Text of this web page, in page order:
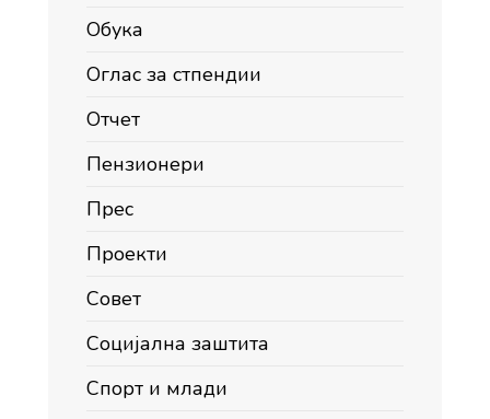
Обука
Оглас за стпендии
Отчет
Пензионери
Прес
Проекти
Совет
Социјална заштита
Спорт и млади